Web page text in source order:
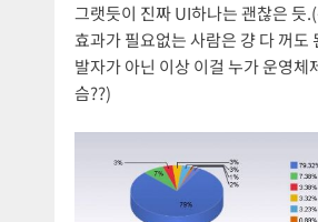
그랫듯이 진짜 UI하나는 괜찮은 듯
효과가 필요없는 사람은 걍 다 꺼도
발자가 아닌 이상 이걸 누가 운영체
슴??)